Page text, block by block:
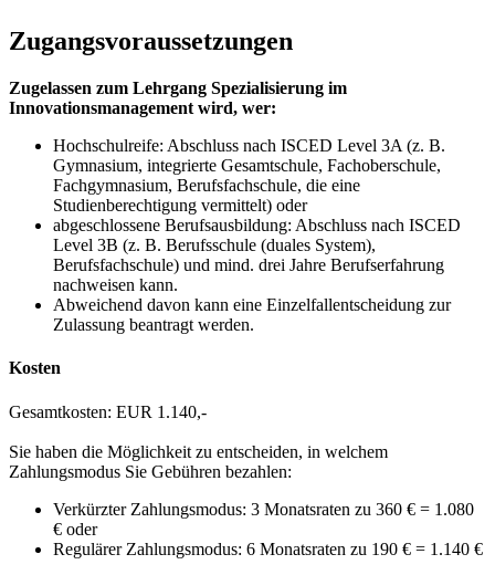
Zugangsvoraussetzungen
Zugelassen zum Lehrgang Spezialisierung im
Innovationsmanagement wird, wer:
Hochschulreife: Abschluss nach ISCED Level 3A (z. B.
Gymnasium, integrierte Gesamtschule, Fachoberschule,
Fachgymnasium, Berufsfachschule, die eine
Studienberechtigung vermittelt) oder
abgeschlossene Berufsausbildung: Abschluss nach ISCED
Level 3B (z. B. Berufsschule (duales System),
Berufsfachschule) und mind. drei Jahre Berufserfahrung
nachweisen kann.
Abweichend davon kann eine Einzelfallentscheidung zur
Zulassung beantragt werden.
Kosten
Gesamtkosten: EUR 1.140,-
Sie haben die Möglichkeit zu entscheiden, in welchem
Zahlungsmodus Sie Gebühren bezahlen:
Verkürzter Zahlungsmodus: 3 Monatsraten zu 360 € = 1.080
€ oder
Regulärer Zahlungsmodus: 6 Monatsraten zu 190 € = 1.140 €